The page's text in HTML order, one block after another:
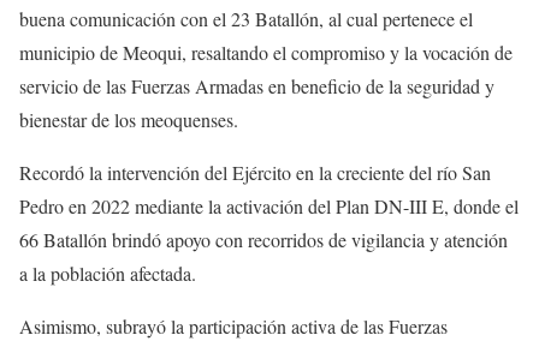
buena comunicación con el 23 Batallón, al cual pertenece el
municipio de Meoqui, resaltando el compromiso y la vocación de
servicio de las Fuerzas Armadas en beneficio de la seguridad y
bienestar de los meoquenses.
Recordó la intervención del Ejército en la creciente del río San
Pedro en 2022 mediante la activación del Plan DN-III E, donde el
66 Batallón brindó apoyo con recorridos de vigilancia y atención
a la población afectada.
Asimismo, subrayó la participación activa de las Fuerzas